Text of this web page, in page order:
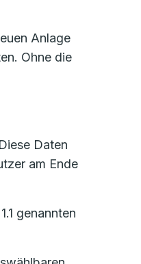
Anlage
Ohne die
Daten
am Ende
genannten